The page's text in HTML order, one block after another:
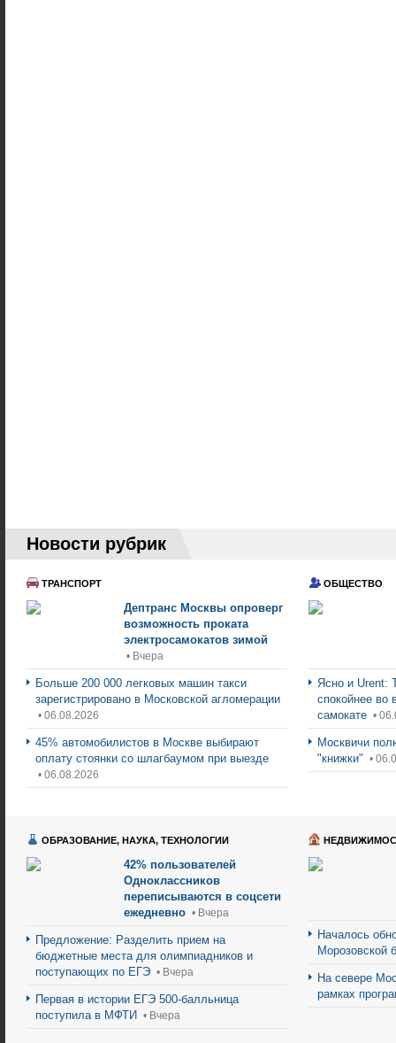
Новости рубрик
ТРАНСПОРТ
Дептранс Москвы опроверг
возможность проката
электросамокатов зимой
• Вчера
Больше 200 000 легковых машин такси
зарегистрировано в Московской агломерации
• 06.08.2026
45% автомобилистов в Москве выбирают
оплату стоянки со шлагбаумом при выезде
• 06.08.2026
ОБЩЕСТВО
Ясно и Urent:
спокойнее во
самокате •
Москвичи
"книжки" •
ОБРАЗОВАНИЕ, НАУКА, ТЕХНОЛОГИИ
42% пользователей
Одноклассников
переписываются в соцсети
ежедневно • Вчера
Предложение: Разделить прием на
бюджетные места для олимпиадников и
поступающих по ЕГЭ • Вчера
Первая в истории ЕГЭ 500-балльница
поступила в МФТИ • Вчера
Началось
Морозовской
На севере
рамках